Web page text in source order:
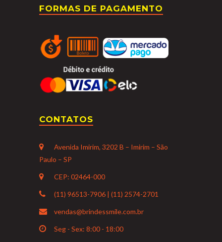
FORMAS DE PAGAMENTO
CONTATOS
Avenida Imirim, 3202 B – Imirim – São
Paulo – SP
CEP: 02464-000
(11) 96513-7906 | (11) 2574-2701
vendas@brindessmile.com.br
Seg - Sex: 8:00 - 18:00